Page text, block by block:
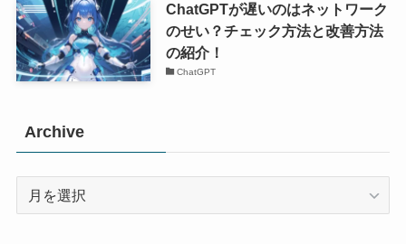
ChatGPTが遅いのはネットワーク
のせい？チェック方法と改善方法
の紹介！
ChatGPT
Archive
Archive